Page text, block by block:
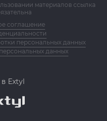
материалов ссылка
соглашение
персональных данных
данных
Extyl